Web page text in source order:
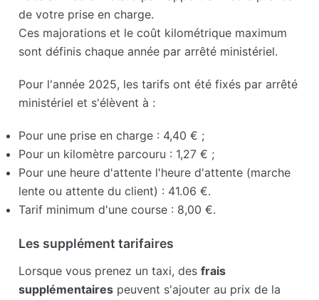
de votre prise en charge.
Ces majorations et le coût kilométrique maximum
sont définis chaque année par arrêté ministériel.
Pour l'année 2025, les tarifs ont été fixés par arrêté
ministériel et s'élèvent à :
Pour une prise en charge : 4,40 € ;
Pour un kilomètre parcouru : 1,27 € ;
Pour une heure d'attente l'heure d'attente (marche
lente ou attente du client) : 41.06 €.
Tarif minimum d'une course : 8,00 €.
Les supplément tarifaires
Lorsque vous prenez un taxi, desfrais
supplémentaires peuvent s'ajouter au prix de la